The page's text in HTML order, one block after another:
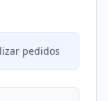
pedidos